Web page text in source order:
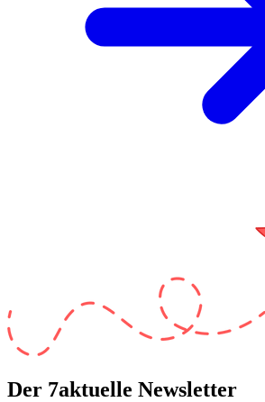
Der 7aktuelle Newsletter